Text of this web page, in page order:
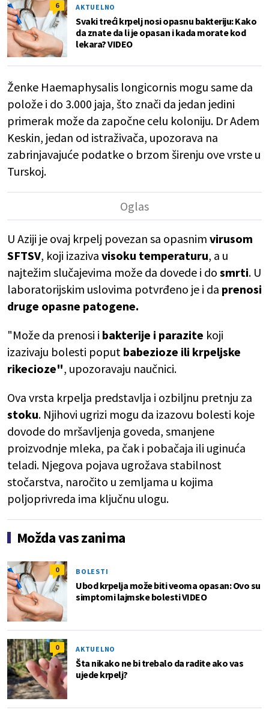
6 AKTUELNO
Svaki treći krpelj nosi opasnu bakteriju: Kako
da znate da li je opasan i kada morate kod
lekara? VIDEO
Ženke Haemaphysalis longicornis mogu same da
polože i do 3.000 jaja, što znači da jedan jedini
primerak može da započne celu koloniju. Dr Adem
Keskin, jedan od istraživača, upozorava na
zabrinjavajuće podatke o brzom širenju ove vrste u
Turskoj.
U Aziji je ovaj krpelj povezan sa opasnim virusom
SFTSV, koji izaziva visoku temperaturu, a u
najtežim slučajevima može da dovede i do smrti. U
laboratorijskim uslovima potvrđeno je i da prenosi
druge opasne patogene.
"Može da prenosi i bakterije i parazite koji
izazivaju bolesti poput babezioze ili krpeljske
rikecioze", upozoravaju naučnici.
Ova vrsta krpelja predstavlja i ozbiljnu pretnju za
stoku. Njihovi ugrizi mogu da izazovu bolesti koje
dovode do mršavljenja goveda, smanjene
proizvodnje mleka, pa čak i pobačaja ili uginuća
teladi. Njegova pojava ugrožava stabilnost
stočarstva, naročito u zemljama u kojima
poljoprivreda ima ključnu ulogu.
Možda vas zanima
0 BOLESTI
Ubod krpelja može biti veoma opasan: Ovo su
simptomi lajmske bolesti VIDEO
0 AKTUELNO
Šta nikako ne bi trebalo da radite ako vas
ujede krpelj?